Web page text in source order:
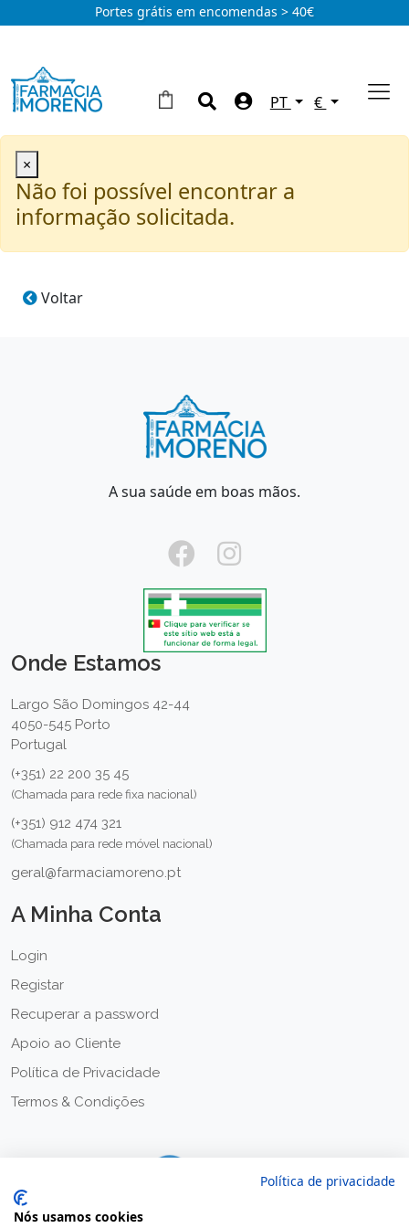
Portes grátis em encomendas > 40€
PT €
×
Não foi possível encontrar a
informação solicitada.
Voltar
A sua saúde em boas mãos.
Onde Estamos
Largo São Domingos 42-44
4050-545 Porto
Portugal
(+351) 22 200 35 45
(Chamada para rede fixa nacional)
(+351) 912 474 321
(Chamada para rede móvel nacional)
geral@farmaciamoreno.pt
A Minha Conta
Login
Registar
Recuperar a password
Apoio ao Cliente
Política de Privacidade
Termos & Condições
Política de privacidade
Nós usamos cookies